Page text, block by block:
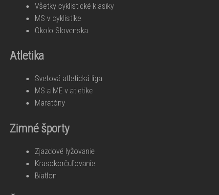
Všetky cyklistické klasiky
MS v cyklistike
Okolo Slovenska
Atletika
Svetová atletická liga
MS a ME v atletike
Maratóny
Zimné športy
Zjazdové lyžovanie
Krasokorčuľovanie
Biatlon